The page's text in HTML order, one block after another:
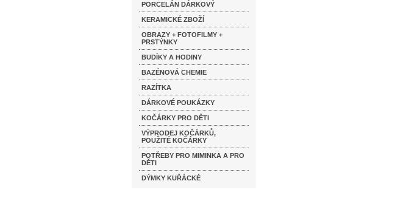
PORCELÁN DÁRKOVÝ
KERAMICKÉ ZBOŽÍ
OBRAZY + FOTOFILMY +
PRSTÝNKY
BUDÍKY A HODINY
BAZÉNOVÁ CHEMIE
RAZÍTKA
DÁRKOVÉ POUKÁZKY
KOČÁRKY PRO DĚTI
VÝPRODEJ KOČÁRKŮ,
POUŽITÉ KOČÁRKY
POTŘEBY PRO MIMINKA A PRO
DĚTI
DÝMKY KUŘÁCKÉ